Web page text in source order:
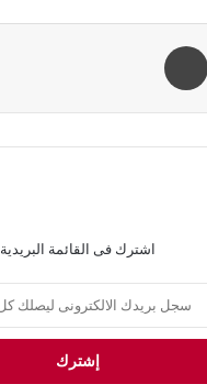
اشترك فى القائمة البريدية